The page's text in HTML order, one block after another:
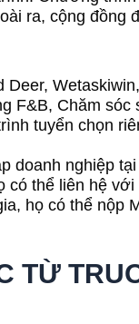
ra, cộng đồng
Deer,
F&B, Chăm sóc
tuyển chọn
doanh nghiệp
thể liên hệ với
họ có thể nộp
TỪ